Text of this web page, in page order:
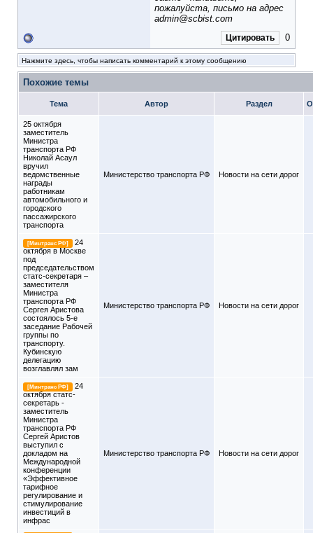
пожалуйста, письмо на адрес
admin@scbist.com
Цитировать 0
Нажмите здесь, чтобы написать комментарий к этому сообщению
Похожие темы
Тема Автор Раздел
25 октября
заместитель
Министра
транспорта РФ
Николай Асаул
вручил
ведомственные
награды
работникам
автомобильного и
городского
пассажирского
транспорта
Министерство транспорта РФ Новости на сети дорог
[Минтранс РФ]
24
октября в Москве
под
председательством
статс-секретаря –
заместителя
Министра
транспорта РФ
Сергея Аристова
состоялось 5-е
заседание Рабочей
группы по
транспорту.
Кубинскую
делегацию
возглавлял зам
Министерство транспорта РФ Новости на сети дорог
[Минтранс РФ]
24
октября статс-
секретарь -
заместитель
Министра
транспорта РФ
Сергей Аристов
выступил с
докладом на
Международной
конференции
«Эффективное
тарифное
регулирование и
стимулирование
инвестиций в
инфрас
Министерство транспорта РФ Новости на сети дорог